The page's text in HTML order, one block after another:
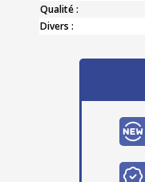
Qualité :
Divers :